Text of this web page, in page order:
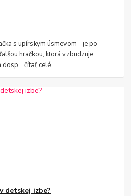
s upírskym úsmevom - je po
hračkou, ktorá vzbudzuje
dosp...čítať celé
detskej izbe?